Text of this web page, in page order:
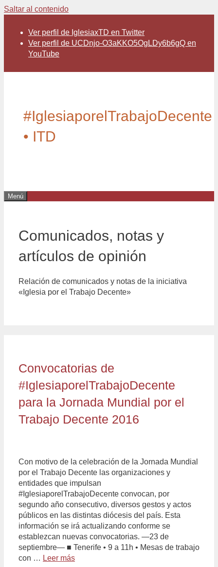
Saltar al contenido
Ver perfil de IglesiaxTD en Twitter
Ver perfil de UCDnjo-O3aKKO5OgLDy6b6gQ en
YouTube
#IglesiaporelTrabajoDecente
• ITD
Menú
Comunicados, notas y
artículos de opinión
Relación de comunicados y notas de la iniciativa
«Iglesia por el Trabajo Decente»
Convocatorias de
#IglesiaporelTrabajoDecente
para la Jornada Mundial por el
Trabajo Decente 2016
Con motivo de la celebración de la Jornada Mundial
por el Trabajo Decente las organizaciones y
entidades que impulsan
#IglesiaporelTrabajoDecente convocan, por
segundo año consecutivo, diversos gestos y actos
públicos en las distintas diócesis del país. Esta
información se irá actualizando conforme se
establezcan nuevas convocatorias. —23 de
septiembre— ■ Tenerife • 9 a 11h • Mesas de trabajo
con … Leer más